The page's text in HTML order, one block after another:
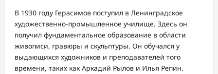
В 1930 году Герасимов поступил в Ленинградское
художественно-промышленное училище. Здесь он
получил фундаментальное образование в области
живописи, гравюры и скульптуры. Он обучался у
выдающихся художников и преподавателей того
времени, таких как Аркадий Рылов и Илья Репин.